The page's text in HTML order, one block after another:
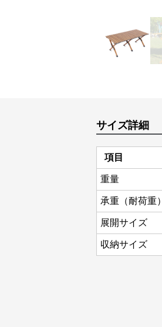
サイズ詳細
項目
重量
承重（耐荷重）
展開サイズ
収納サイズ